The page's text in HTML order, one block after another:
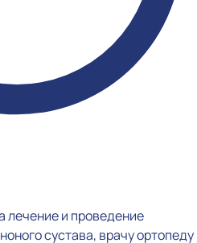
лечение и проведение
сустава, врачу ортопеду